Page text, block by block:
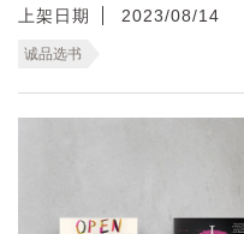
上架日期 2023/08/14
诚品选书